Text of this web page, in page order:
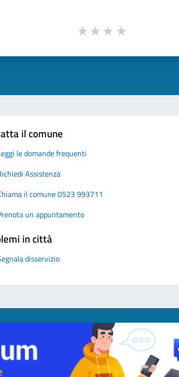
il comune
le domande frequenti
Assistenza
il comune 0523 993711
un appuntamento
in città
disservizio